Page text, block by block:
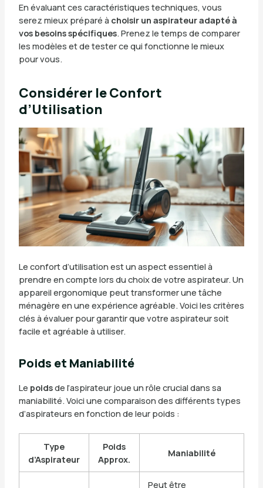
En évaluant ces caractéristiques techniques, vous
serez mieux préparé à choisir un aspirateur adapté à
vos besoins spécifiques. Prenez le temps de comparer
les modèles et de tester ce qui fonctionne le mieux
pour vous.
Considérer le Confort
d’Utilisation
Le confort d’utilisation est un aspect essentiel à
prendre en compte lors du choix de votre aspirateur. Un
appareil ergonomique peut transformer une tâche
ménagère en une expérience agréable. Voici les critères
clés à évaluer pour garantir que votre aspirateur soit
facile et agréable à utiliser.
Poids et Maniabilité
Le poidsde l’aspirateur joue un rôle crucial dans sa
maniabilité. Voici une comparaison des différents types
d’aspirateurs en fonction de leur poids :
Type
d’Aspirateur
Poids
Approx.
Maniabilité
Peut être